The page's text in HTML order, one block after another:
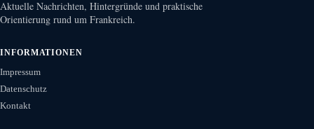
Aktuelle Nachrichten, Hintergründe und praktische
Orientierung rund um Frankreich.
INFORMATIONEN
Impressum
Datenschutz
Kontakt